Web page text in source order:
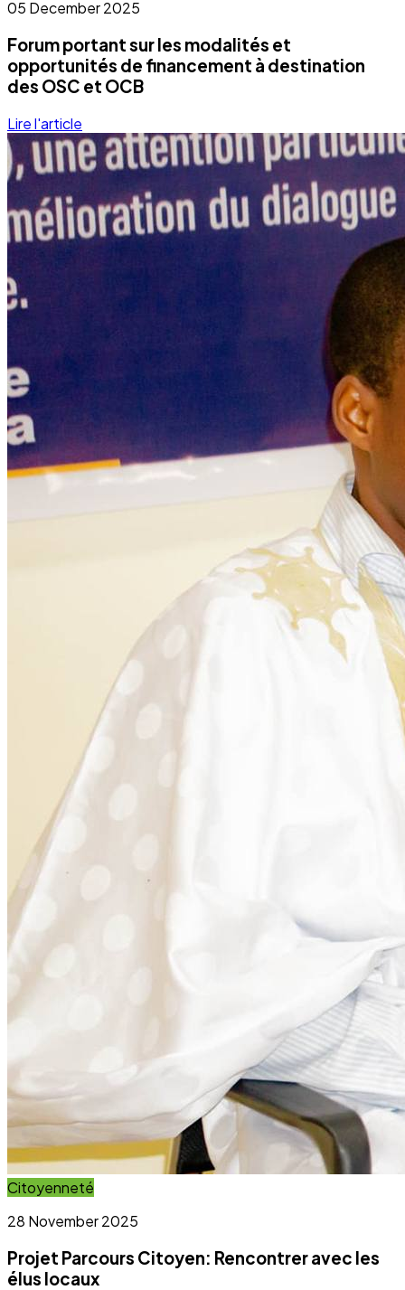
Citoyenneté
28 November 2025
Projet Parcours Citoyen: Rencontrer avec les
élus locaux